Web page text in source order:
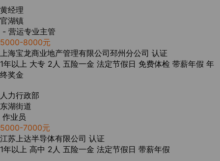
黄经理
官湖镇
- 营运专业主管
5000-8000元
上海宝龙商业地产管理有限公司邳州分公司 认证
1年以上 大专 2人 五险一金 法定节假日 免费体检 带薪年假 年
终奖金
人力行政部
东湖街道
作业员
5000-7000元
江苏上达半导体有限公司 认证
1年以上 高中 2人 五险一金 法定节假日 带薪年假